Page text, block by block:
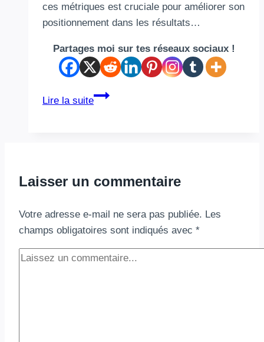
ces métriques est cruciale pour améliorer son
positionnement dans les résultats…
Partages moi sur tes réseaux sociaux !
Lire la suite
Core
secrets
SEO
Laisser un commentaire
Votre adresse e-mail ne sera pas publiée. Les
champs obligatoires sont indiqués avec *